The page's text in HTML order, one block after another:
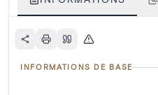
INFORMATIONS DE BASE